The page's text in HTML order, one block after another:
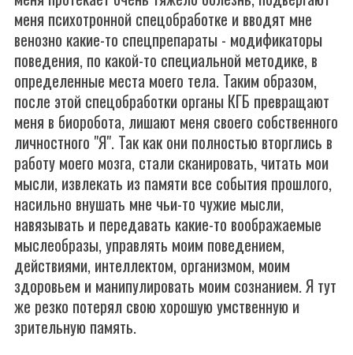
меня психотронной спецобработке и вводят мне
венозно какие-то спецпрепараты - модификаторы
поведения, по какой-то специальной методике, в
определенные места моего тела. Таким образом,
после этой спецобработки органы КГБ превращают
меня в биоробота, лишают меня своего собственного
личностного "Я". Так как они полностью вторглись в
работу моего мозга, стали сканировать, читать мои
мысли, извлекать из памяти все события прошлого,
насильно внушать мне чьи-то чужие мысли,
навязывать и передавать какие-то воображаемые
мыслеобразы, управлять моим поведением,
действиями, интеллектом, организмом, моим
здоровьем и манипулировать моим сознанием. Я тут
же резко потерял свою хорошую умственную и
зрительную память.